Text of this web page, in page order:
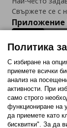
Свържете се с
Приложение
FacebookTwitter
Политика
С избиране на
приемете всички
анализ на
активности. При
само строго
функциониране на
да приемете като
бисквитки". За да